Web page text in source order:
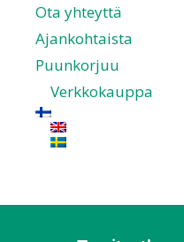
Ota yhteyttä
Ajankohtaista
Puunkorjuu
Verkkokauppa